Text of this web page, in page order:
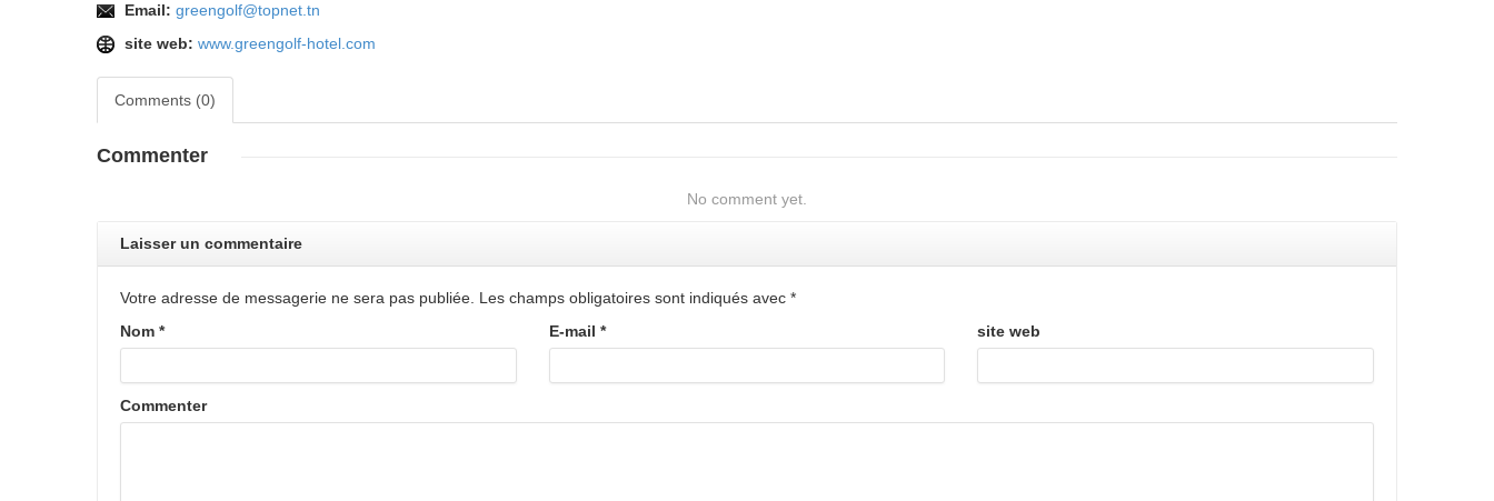
Email: greengolf@topnet.tn
site web: www.greengolf-hotel.com
Comments (0)
Commenter
No comment yet.
Laisser un commentaire
Votre adresse de messagerie ne sera pas publiée. Les champs obligatoires sont indiqués avec *
Nom * E-mail * site web
Commenter